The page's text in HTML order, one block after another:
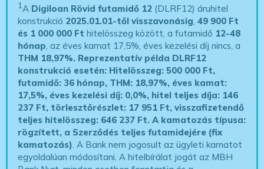
1A Digiloan Rövid futamidő 12 (DLRF12) áruhitel
konstrukció 2025.01.01-től visszavonásig,49 900 Ft
és 1 000 000 Ft hitelösszeg között, a futamidő 12-48
hónap, az éves kamat 17,5%, éves kezelési díj nincs, a
THM 18,97%. Reprezentatív példa DLRF12
konstrukció esetén: Hitelösszeg: 500 000 Ft,
futamidő: 36 hónap, THM: 18,97%, éves kamat:
17,5%, éves kezelési díj: 0,0%, hitel teljes díja: 146
237 Ft, törlesztőrészlet: 17 951 Ft, visszafizetendő
teljes hitelösszeg: 646 237 Ft.A kamatozás típusa:
rögzített, a Szerződés teljes futamidejére (fix
kamatozás). A Bank nem jogosult az ügyleti kamatot
egyoldalúan módosítani. A hitelbírálat jogát az MBH